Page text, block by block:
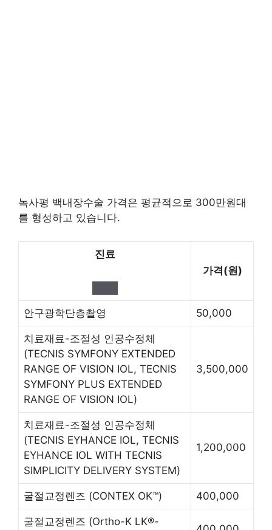
녹사평 백내장수술 가격은 평균적으로 300만원대
를 형성하고 있습니다.
진료
가격(원)
안구광학단층촬영 50,000
치료재료-조절성 인공수정체
(TECNIS SYMFONY EXTENDED
RANGE OF VISION IOL, TECNIS
SYMFONY PLUS EXTENDED
RANGE OF VISION IOL)
3,500,000
치료재료-조절성 인공수정체
(TECNIS EYHANCE IOL, TECNIS
EYHANCE IOL WITH TECNIS
SIMPLICITY DELIVERY SYSTEM)
1,200,000
굴절교정렌즈 (CONTEX OK™) 400,000
굴절교정렌즈 (Ortho-K LK®-